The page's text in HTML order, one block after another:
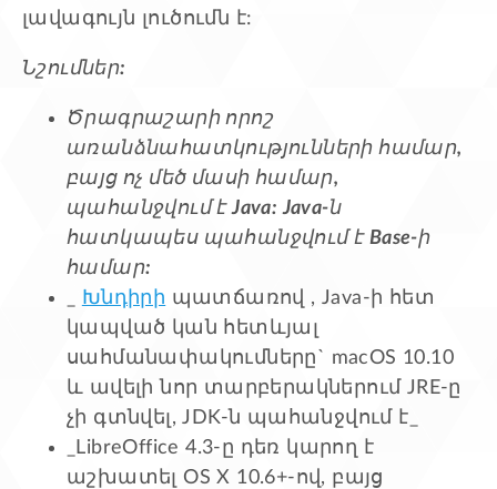
լավագույն լուծումն է:
Նշումներ:
Ծրագրաշարի որոշ
առանձնահատկությունների համար,
բայց ոչ մեծ մասի համար,
պահանջվում է Java: Java-ն
հատկապես պահանջվում է Base-ի
համար:
Խնդիրի պատճառով , Java-ի հետ
կապված կան հետևյալ
սահմանափակումները` macOS 10.10
և ավելի նոր տարբերակներում JRE-ը
չի գտնվել, JDK-ն պահանջվում է_
_LibreOffice 4.3-ը դեռ կարող է
աշխատել OS X 10.6+-ով, բայց